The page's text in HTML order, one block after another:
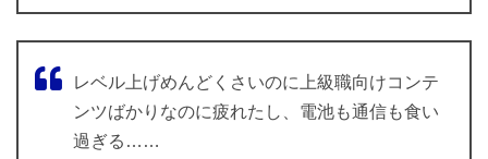
レベル上げめんどくさいのに上級職向けコンテ
ンツばかりなのに疲れたし、電池も通信も食い
過ぎる……